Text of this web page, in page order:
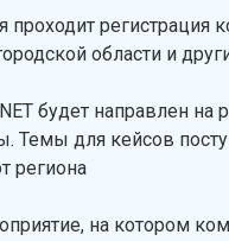
регистрация
области и
будет направлен
Темы для кейсов
региона
на котором